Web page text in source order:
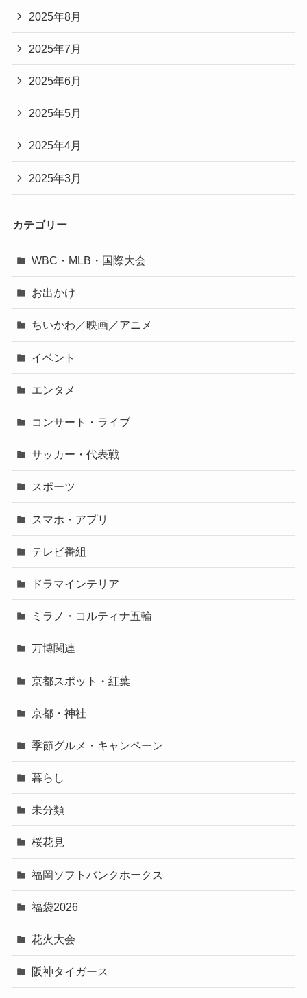
2025年8月
2025年7月
2025年6月
2025年5月
2025年4月
2025年3月
カテゴリー
WBC・MLB・国際大会
お出かけ
ちいかわ／映画／アニメ
イベント
エンタメ
コンサート・ライブ
サッカー・代表戦
スポーツ
スマホ・アプリ
テレビ番組
ドラマインテリア
ミラノ・コルティナ五輪
万博関連
京都スポット・紅葉
京都・神社
季節グルメ・キャンペーン
暮らし
未分類
桜花見
福岡ソフトバンクホークス
福袋2026
花火大会
阪神タイガース